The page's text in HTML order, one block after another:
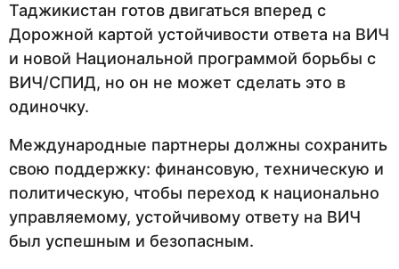
Таджикистан готов двигаться вперед с
Дорожной картой устойчивости ответа на ВИЧ
и новой Национальной программой борьбы с
ВИЧ/СПИД, но он не может сделать это в
одиночку.
Международные партнеры должны сохранить
свою поддержку: финансовую, техническую и
политическую, чтобы переход к национально
управляемому, устойчивому ответу на ВИЧ
был успешным и безопасным.